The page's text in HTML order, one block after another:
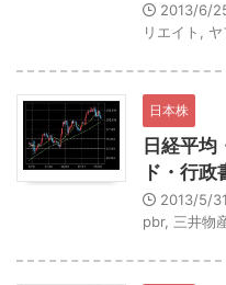
2013/6/
リエイト
ヤ
日本株
日経平均
ド・行政
2013/5/
pbr, 三井物